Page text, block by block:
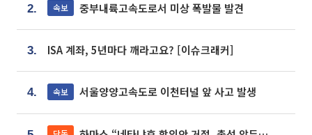
2. 속보 중부내륙고속도로서 미상 폭발물 발견
3. ISA 계좌, 5년마다 깨라고요? [이슈크래커]
4. 속보 서울양양고속도로 이천터널 앞 사고 발생